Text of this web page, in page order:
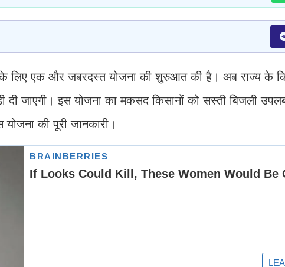
के लिए एक और जबरदस्त योजना की शुरुआत की है। अब राज्य के
जाएगी। इस योजना का मकसद किसानों को सस्ती बिजली
की पूरी जानकारी।